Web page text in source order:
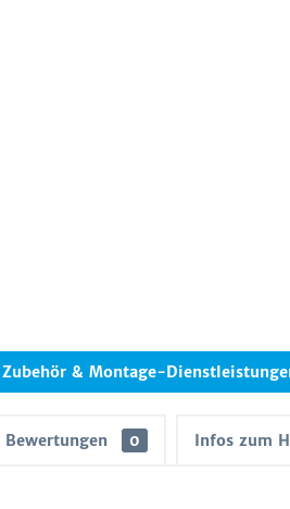
Zubehör & Montage-
Bewertungen 0 Infos zum